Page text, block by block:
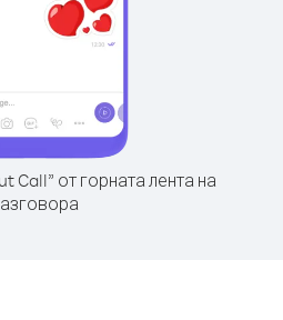
Call” от горната лента на